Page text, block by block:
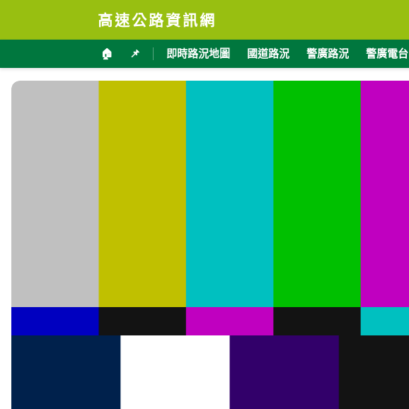
高速公路資訊網
🏠 📌 即時路況地圖 國道路況 警廣路況 警廣電台